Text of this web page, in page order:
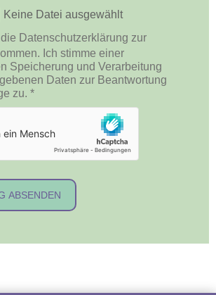
Keine Datei ausgewählt
die Datenschutzerklärung zur
Ich stimme einer
Speicherung und Verarbeitung
Daten zur Beantwortung
zu. *